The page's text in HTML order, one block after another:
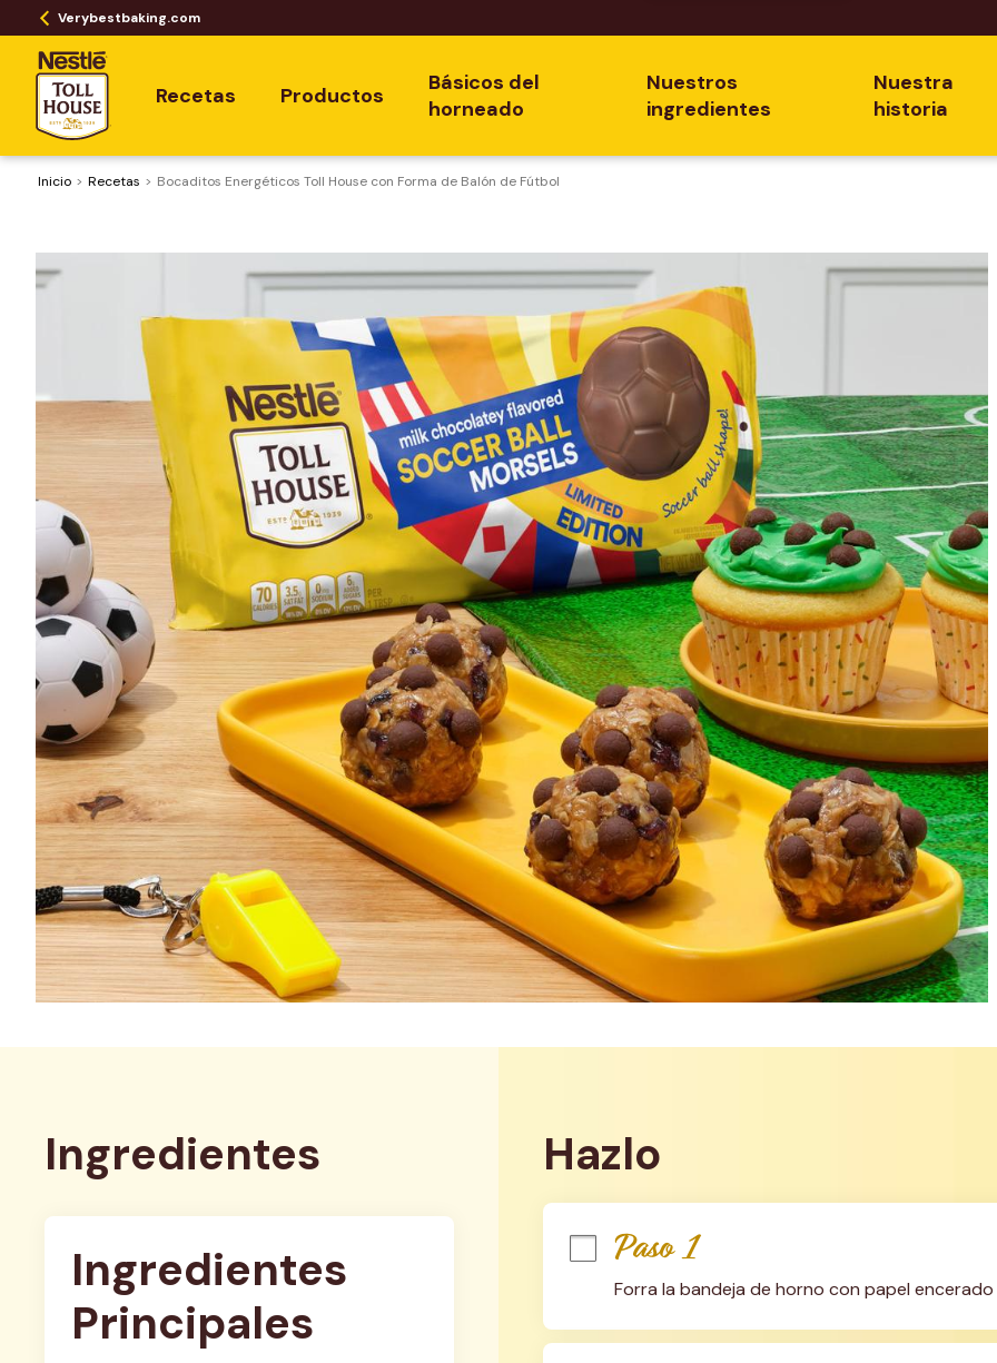
Verybestbaking.com
Recetas Productos
Básicos del
horneado
Nuestros
ingredientes
Nuestra
historia
Inicio Recetas Bocaditos Energéticos Toll House con Forma de Balón de Fútbol
Ingredientes
Ingredientes
Principales
Hazlo
Paso 1
Forra la bandeja de horno con papel